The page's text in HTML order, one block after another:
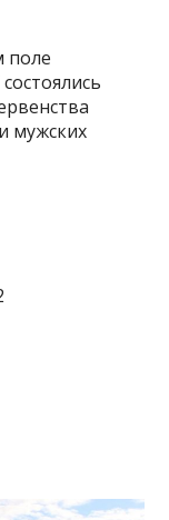
поле
мужских